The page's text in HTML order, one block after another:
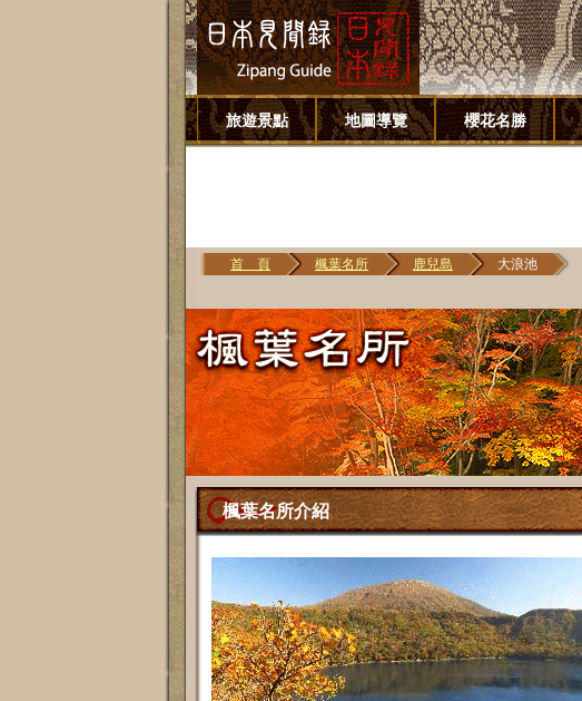
旅遊景點 地圖導覽 櫻花名勝
首 頁 楓葉名所 鹿兒島 大浪池
楓葉名所介紹